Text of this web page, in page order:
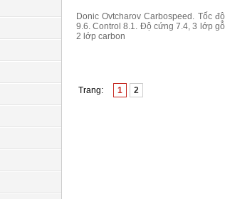
Donic Ovtcharov Carbospeed. Tốc độ
9.6. Control 8.1. Độ cứng 7.4, 3 lớp gỗ
2 lớp carbon
Trang: 1 2